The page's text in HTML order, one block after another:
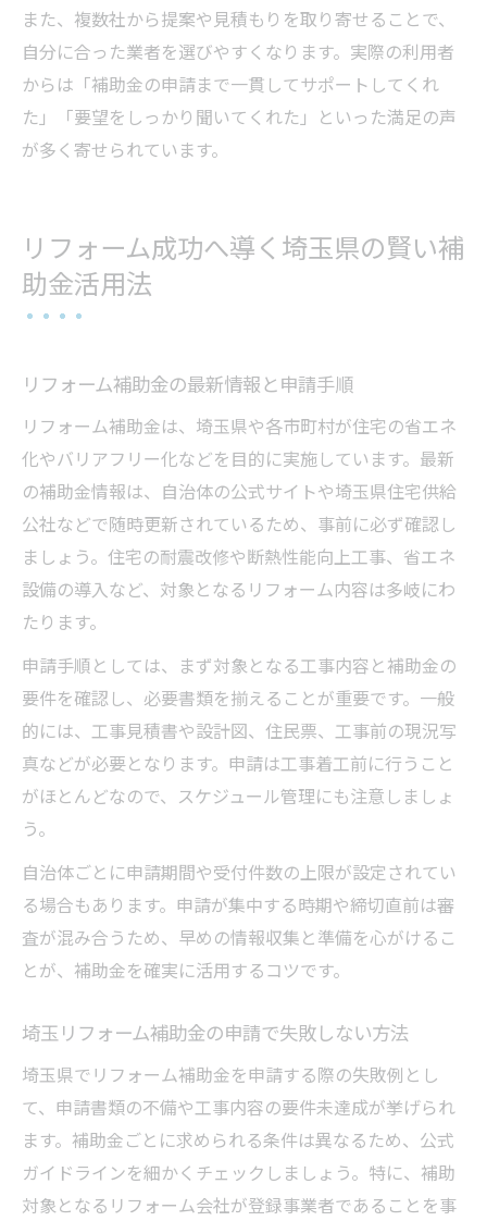
また、複数社から提案や見積もりを取り寄せることで、
自分に合った業者を選びやすくなります。実際の利用者
からは「補助金の申請まで一貫してサポートしてくれ
た」「要望をしっかり聞いてくれた」といった満足の声
が多く寄せられています。
リフォーム成功へ導く埼玉県の賢い補
助金活用法
リフォーム補助金の最新情報と申請手順
リフォーム補助金は、埼玉県や各市町村が住宅の省エネ
化やバリアフリー化などを目的に実施しています。最新
の補助金情報は、自治体の公式サイトや埼玉県住宅供給
公社などで随時更新されているため、事前に必ず確認し
ましょう。住宅の耐震改修や断熱性能向上工事、省エネ
設備の導入など、対象となるリフォーム内容は多岐にわ
たります。
申請手順としては、まず対象となる工事内容と補助金の
要件を確認し、必要書類を揃えることが重要です。一般
的には、工事見積書や設計図、住民票、工事前の現況写
真などが必要となります。申請は工事着工前に行うこと
がほとんどなので、スケジュール管理にも注意しましょ
う。
自治体ごとに申請期間や受付件数の上限が設定されてい
る場合もあります。申請が集中する時期や締切直前は審
査が混み合うため、早めの情報収集と準備を心がけるこ
とが、補助金を確実に活用するコツです。
埼玉リフォーム補助金の申請で失敗しない方法
埼玉県でリフォーム補助金を申請する際の失敗例とし
て、申請書類の不備や工事内容の要件未達成が挙げられ
ます。補助金ごとに求められる条件は異なるため、公式
ガイドラインを細かくチェックしましょう。特に、補助
対象となるリフォーム会社が登録事業者であることを事